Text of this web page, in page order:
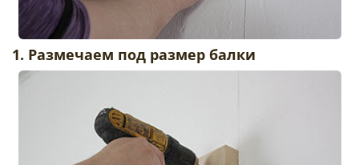
1. Размечаем под размер балки